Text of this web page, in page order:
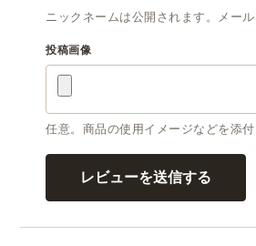
ニックネームは公開されます。メー
投稿画像
任意。商品の使用イメージなどを添付